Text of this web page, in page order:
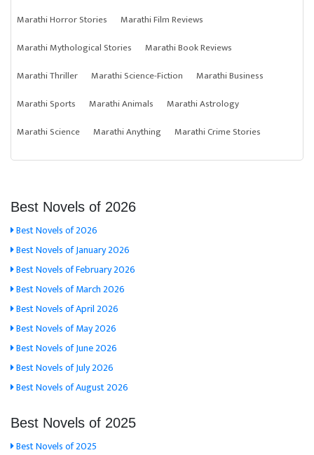
Marathi Horror Stories
Marathi Film Reviews
Marathi Mythological Stories
Marathi Book Reviews
Marathi Thriller
Marathi Science-Fiction
Marathi Business
Marathi Sports
Marathi Animals
Marathi Astrology
Marathi Science
Marathi Anything Marathi Crime Stories
Best Novels of 2026
Best Novels of 2026
Best Novels of January 2026
Best Novels of February 2026
Best Novels of March 2026
Best Novels of April 2026
Best Novels of May 2026
Best Novels of June 2026
Best Novels of July 2026
Best Novels of August 2026
Best Novels of 2025
Best Novels of 2025